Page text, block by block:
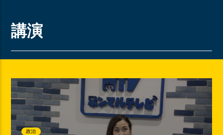
講演
政治